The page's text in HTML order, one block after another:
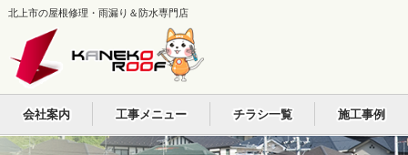
北上市の屋根修理・雨漏り＆防水専門店
会社案内 工事メニュー チラシ一覧 施工事例